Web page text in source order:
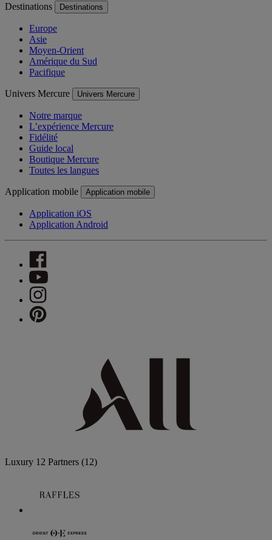
Destinations Destinations
Europe
Asie
Moyen-Orient
Amérique du Sud
Pacifique
Univers Mercure Univers Mercure
Notre marque
L’expérience Mercure
Fidélité
Guide local
Boutique Mercure
Toutes les langues
Application mobile Application mobile
Application iOS
Application Android
Luxury 12 Partners (12)